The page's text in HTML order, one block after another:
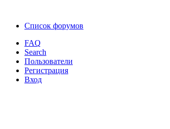
Список форумов
FAQ
Search
Пользователи
Регистрация
Вход